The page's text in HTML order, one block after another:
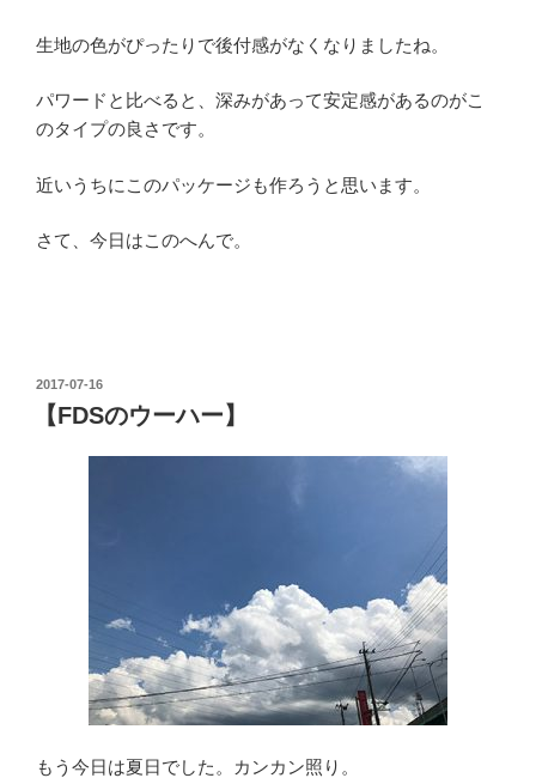
生地の色がぴったりで後付感がなくなりましたね。
パワードと比べると、深みがあって安定感があるのがこ
のタイプの良さです。
近いうちにこのパッケージも作ろうと思います。
さて、今日はこのへんで。
投
稿
日:
2017-07-16
【FDSのウーハー】
もう今日は夏日でした。カンカン照り。